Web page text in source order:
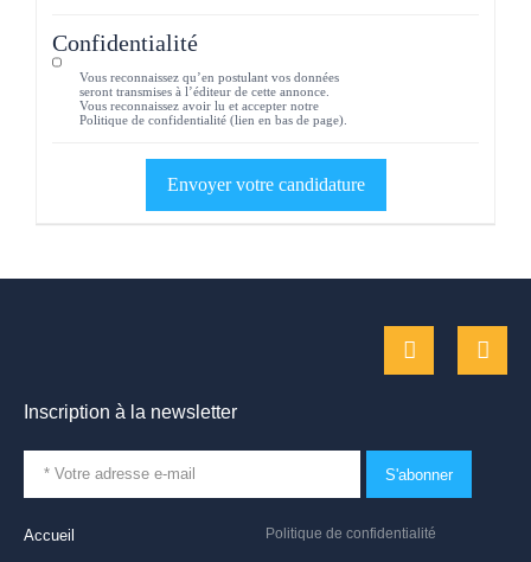
Confidentialité
Vous reconnaissez qu’en postulant vos données
seront transmises à l’éditeur de cette annonce.
Vous reconnaissez avoir lu et accepter notre
Politique de confidentialité (lien en bas de page).
Politique de confidentialité
Accueil
Inscription à la newsletter
S'abonner